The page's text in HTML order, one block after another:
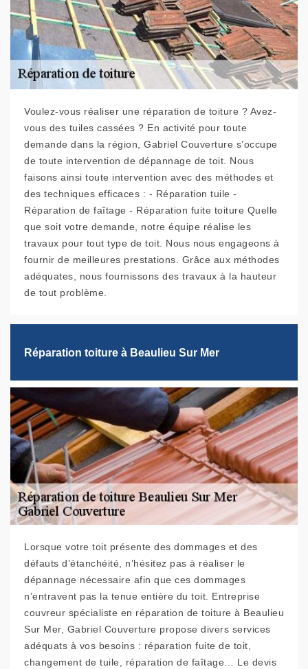
Voulez-vous réaliser une réparation de toiture ? Avez-
vous des tuiles cassées ? En activité pour toute
demande dans la région, Gabriel Couverture s’occupe
de toute intervention de dépannage de toit. Nous
faisons ainsi toute intervention avec des méthodes et
des techniques efficaces : - Réparation tuile -
Réparation de faîtage - Réparation fuite toiture Quelle
que soit votre demande, notre équipe réalise les
travaux pour tout type de toit. Nous nous engageons à
fournir de meilleures prestations. Grâce aux méthodes
adéquates, nous fournissons des travaux à la hauteur
de tout problème.
Réparation toiture à Beaulieu Sur Mer
Lorsque votre toit présente des dommages et des
défauts d’étanchéité, n’hésitez pas à réaliser le
dépannage nécessaire afin que ces dommages
n’entravent pas la tenue entière du toit. Entreprise
couvreur spécialiste en réparation de toiture à Beaulieu
Sur Mer, Gabriel Couverture propose divers services
adéquats à vos besoins : réparation fuite de toit,
changement de tuile, réparation de faîtage… Le devis